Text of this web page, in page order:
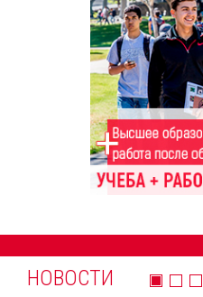
НОВОСТИ